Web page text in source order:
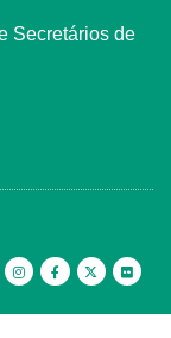
Secretários de